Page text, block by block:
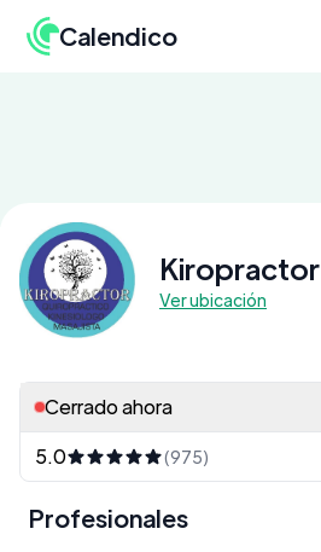
Calendico
Kiropractor
Ver ubicación
Cerrado ahora
5.0
(975)
Profesionales